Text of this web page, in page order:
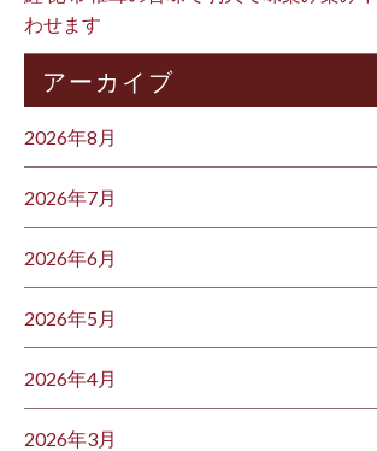
わせます
アーカイブ
2026年8月
2026年7月
2026年6月
2026年5月
2026年4月
2026年3月